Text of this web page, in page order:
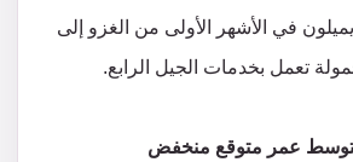
في الأشهر الأولى من الغزو إلى
تعمل بخدمات الجيل الرابع.
عمر متوقع منخفض